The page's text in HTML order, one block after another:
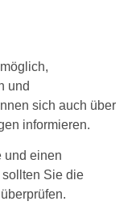
und
sich auch über
informieren.
und einen
Sie die